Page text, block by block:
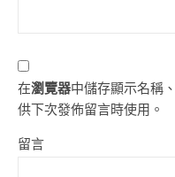
在瀏覽器中儲存顯示名稱
供下次發佈留言時使用。
留言